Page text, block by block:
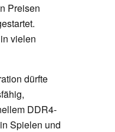
Preisen
vielen
dürfte
DDR4-
Spielen und